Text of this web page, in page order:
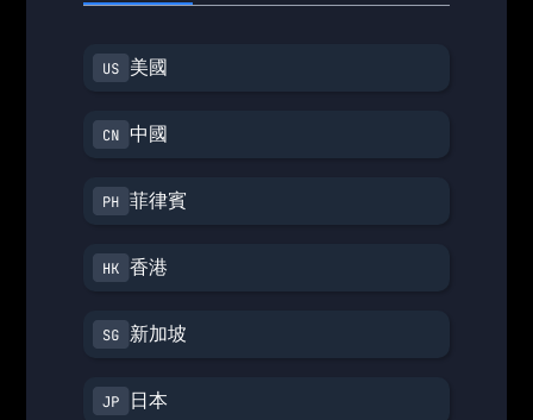
美國
中國
菲律賓
香港
新加坡
日本